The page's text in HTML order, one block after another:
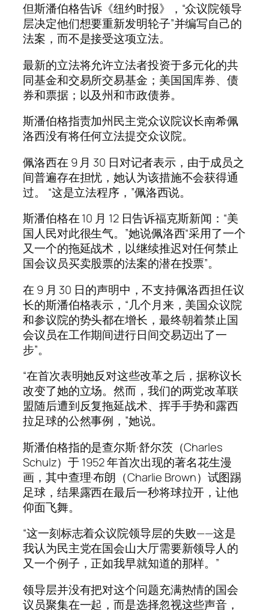
但斯潘伯格告诉《纽约时报》，“众议院领导
层决定他们想要重新发明轮子”并编写自己的
法案，而不是接受这项立法。
最新的立法将允许立法者投资于多元化的共
同基金和交易所交易基金；美国国库券、债
券和票据；以及州和市政债券。
斯潘伯格指责加州民主党众议院议长南希佩
洛西没有将任何立法提交众议院。
佩洛西在 9 月 30 日对记者表示，由于成员之
间普遍存在担忧，她认为该措施不会获得通
过。 “这是立法程序，”佩洛西说。
斯潘伯格在 10 月 12 日告诉福克斯新闻：“美
国人民对此很生气。”她说佩洛西“采用了一个
又一个的拖延战术，以继续推迟对任何禁止
国会议员买卖股票的法案的潜在投票”。
在 9 月 30 日的声明中，不支持佩洛西担任议
长的斯潘伯格表示，“几个月来，美国众议院
和参议院的势头都在增长，最终朝着禁止国
会议员在工作期间进行日间交易迈出了一
步”。
“在首次表明她反对这些改革之后，据称议长
改变了她的立场。然而，我们的两党改革联
盟随后遭到反复拖延战术、挥手手势和露西
拉足球的公然事例，”她说。
斯潘伯格指的是查尔斯·舒尔茨（Charles
Schulz）于 1952 年首次出现的著名花生漫
画，其中查理·布朗（Charlie Brown）试图踢
足球，结果露西在最后一秒将球拉开，让他
仰面飞舞。
“这一刻标志着众议院领导层的失败——这是
我认为民主党在国会山大厅需要新领导人的
又一个例子，正如我早就知道的那样。”
领导层并没有把对这个问题充满热情的国会
议员聚集在一起，而是选择忽视这些声音，